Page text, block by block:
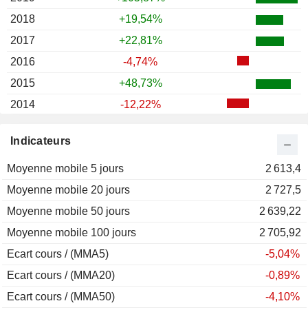
Indicateurs
Moyenne mobile 5 jours
2 613,4
Moyenne mobile 20 jours
2 727,5
Moyenne mobile 50 jours
2 639,22
Moyenne mobile 100 jours
2 705,92
Ecart cours / (MMA5)
-5,04%
Ecart cours / (MMA20)
-0,89%
Ecart cours / (MMA50)
-4,10%
2018
+19,54%
2017
+22,81%
2016
-4,74%
2015
+48,73%
2014
-12,22%
2012
2011
-14,12%
2010
-8,83%
2009
-7,19%
2008
-38,95%
2007
2006
2005